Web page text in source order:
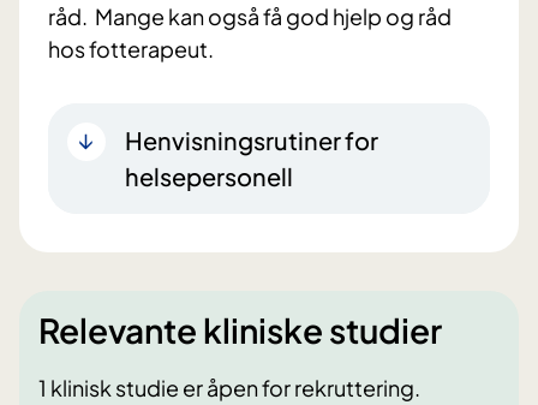
råd. Mange kan også få god hjelp og råd
hos fotterapeut.
Henvisningsrutiner for
helsepersonell
Relevante kliniske studier
1 klinisk studie er åpen for rekruttering.